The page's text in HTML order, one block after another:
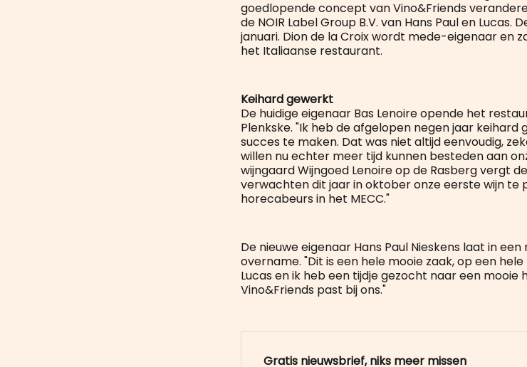
goedlopende concept van Vino&Friends
de NOIR Label Group B.V. van Hans Paul en Lucas.
januari. Dion de la Croix wordt mede-eigenaar en
het Italiaanse restaurant.
Keihard gewerkt
De huidige eigenaar Bas Lenoire opende het
Plenkske. "Ik heb de afgelopen negen jaar
succes te maken. Dat was niet altijd eenvoudig,
willen nu echter meer tijd kunnen besteden aan
wijngaard Wijngoed Lenoire op de Rasberg vergt
verwachten dit jaar in oktober onze eerste wijn te
horecabeurs in het MECC."
De nieuwe eigenaar Hans Paul Nieskens laat in
overname. "Dit is een hele mooie zaak, op een
Lucas en ik heb een tijdje gezocht naar een
Vino&Friends past bij ons."
Gratis nieuwsbrief, niks meer missen